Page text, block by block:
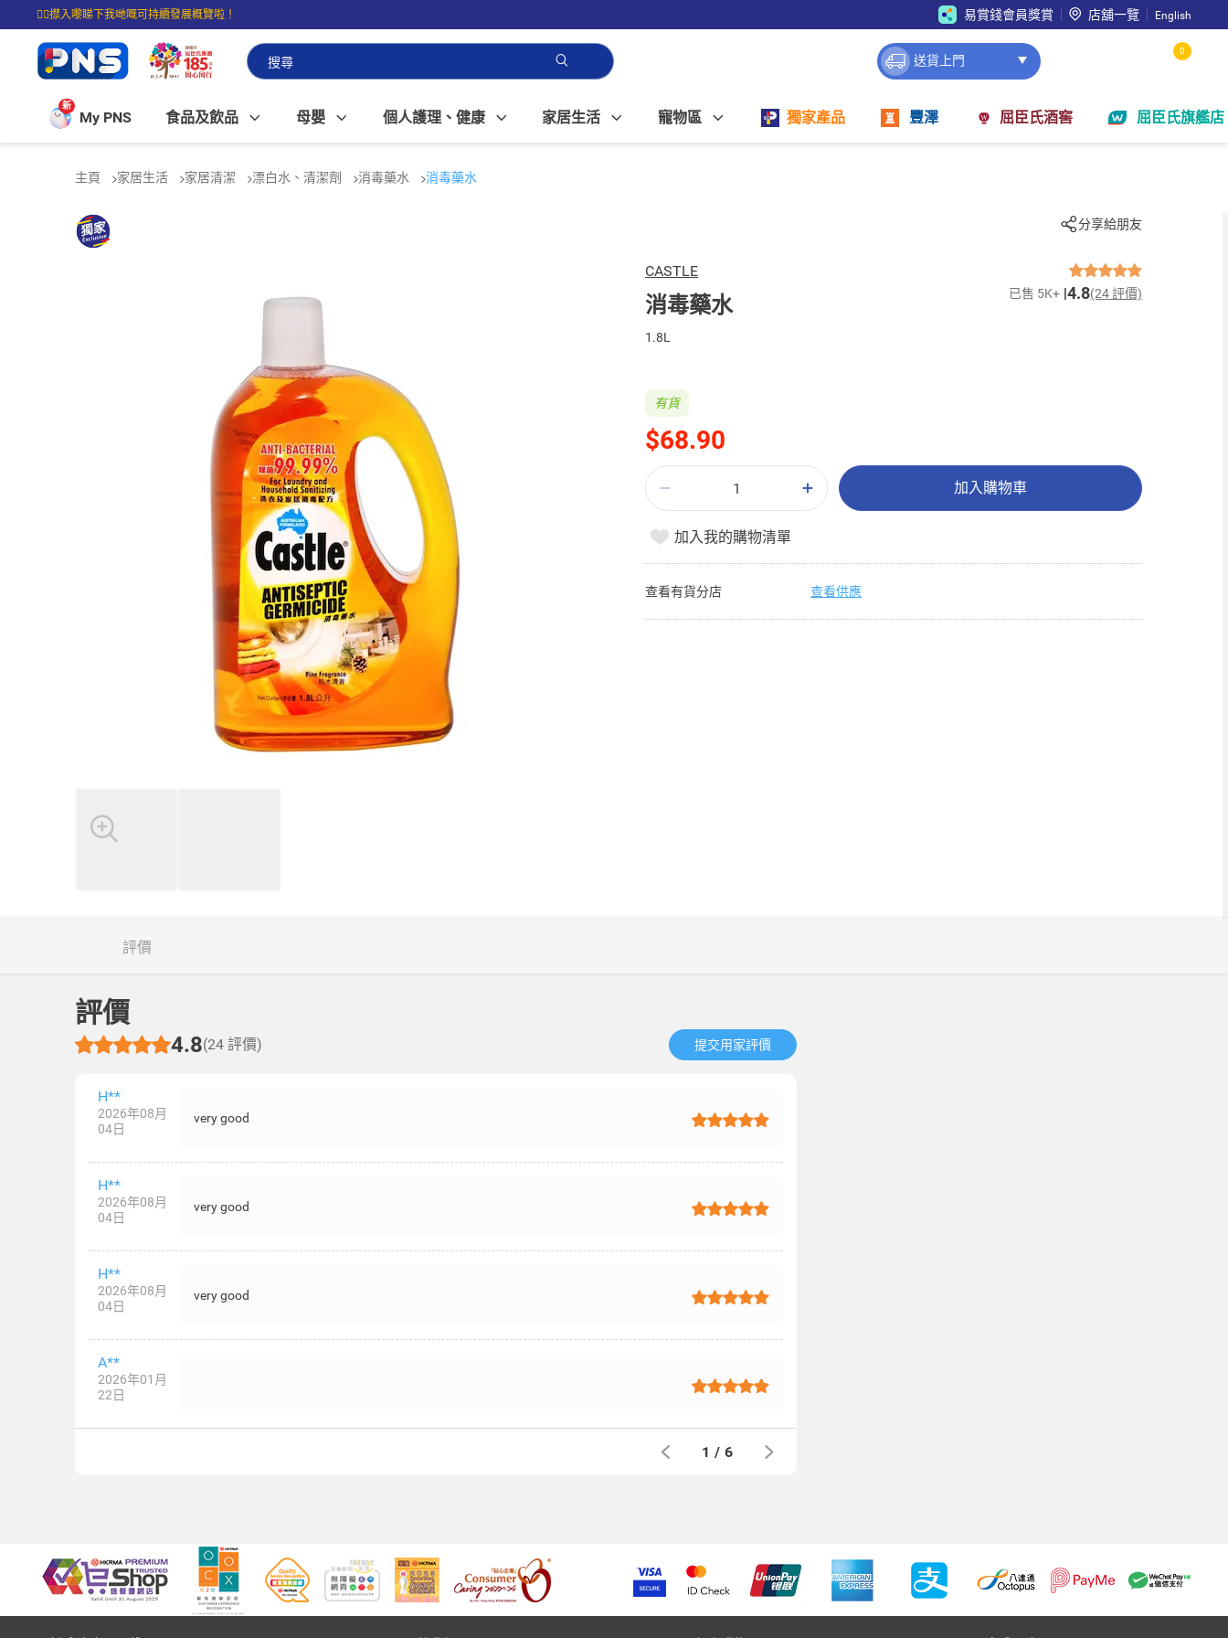
☝🏼㩒入嚟睇下我哋嘅可持續發展概覽啦！
⭐購物滿$399即享免費送貨；滿$100即可免費店取。
易賞錢會員獎賞 店舖一覽 English
送貨上門
0
新
My PNS 食品及飲品 母嬰 個人護理、健康 家居生活 寵物區 獨家產品 豐澤 屈臣氏酒窖 屈臣氏旗艦店
主頁 家居生活 家居清潔 漂白水、清潔劑 消毒藥水 消毒藥水
分享給朋友
CASTLE
消毒藥水 已售 5K+ 4.8(24 評價)
1.8L
$68.90
有貨
加入購物車
加入我的購物清單
查看有貨分店 查看供應
評價
評價
4.8(24 評價) 提交用家評價​
H**
2026年08月
04日
very good
H**
2026年08月
04日
very good
H**
2026年08月
04日
very good
A**
2026年01月
22日
1 / 6